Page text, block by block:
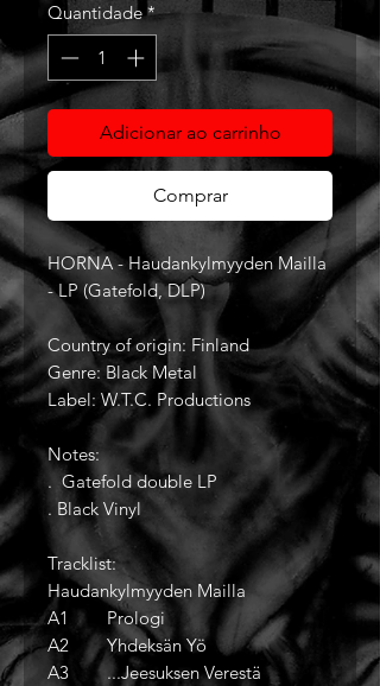
Quantidade *
Adicionar ao carrinho
Comprar
HORNA - Haudankylmyyden Mailla
- LP (Gatefold, DLP)
Country of origin: Finland
Genre: Black Metal
Label: W.T.C. Productions
Notes:
. Gatefold double LP
. Black Vinyl
Tracklist:
Haudankylmyyden Mailla
A1 Prologi
A2 Yhdeksän Yö
A3 ...Jeesuksen Verestä